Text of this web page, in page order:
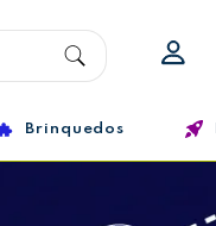
Brinquedos